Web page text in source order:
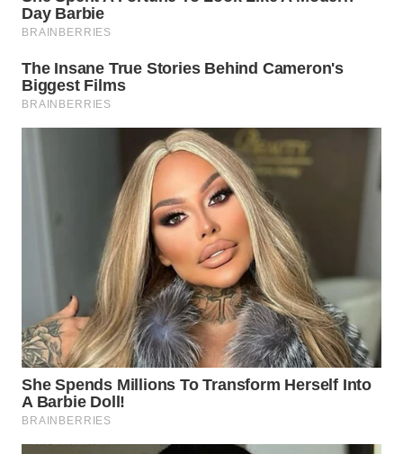
SUMEDANG
WN
CIANJUR
WN
BINJAI
WN
CIREBON
WN